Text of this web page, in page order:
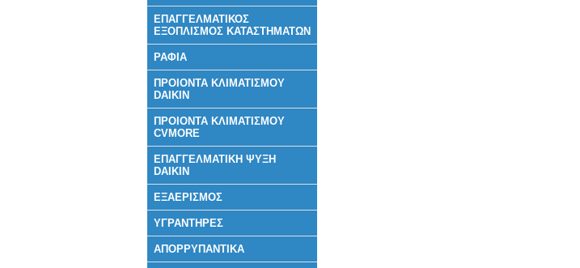
ΕΠΑΓΓΕΛΜΑΤΙΚΟΣ
ΕΞΟΠΛΙΣΜΟΣ ΚΑΤΑΣΤΗΜΑΤΩΝ
ΡΑΦΙΑ
ΠΡΟΙΟΝΤΑ ΚΛΙΜΑΤΙΣΜΟΥ
DAIKIN
ΠΡΟΙΟΝΤΑ ΚΛΙΜΑΤΙΣΜΟΥ
CVMORE
ΕΠΑΓΓΕΛΜΑΤΙΚΗ ΨΥΞΗ
DAIKIN
ΕΞΑΕΡΙΣΜΟΣ
ΥΓΡΑΝΤΗΡΕΣ
ΑΠΟΡΡΥΠΑΝΤΙΚΑ